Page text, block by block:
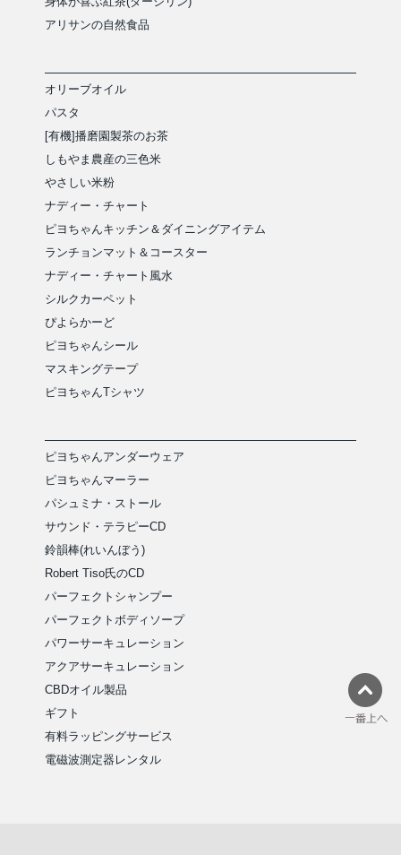
アリサンの自然食品
オリーブオイル
パスタ
[有機]播磨園製茶のお茶
しもやま農産の三色米
やさしい米粉
ナディー・チャート
ピヨちゃんキッチン＆ダイニングアイテム
ランチョンマット＆コースター
ナディー・チャート風水
シルクカーペット
ぴよらかーど
ピヨちゃんシール
マスキングテープ
ピヨちゃんTシャツ
ピヨちゃんアンダーウェア
ピヨちゃんマーラー
パシュミナ・ストール
サウンド・テラピーCD
鈴韻棒(れいんぼう)
Robert Tiso氏のCD
パーフェクトシャンプー
パーフェクトボディソープ
パワーサーキュレーション
アクアサーキュレーション
CBDオイル製品
ギフト
有料ラッピングサービス
電磁波測定器レンタル